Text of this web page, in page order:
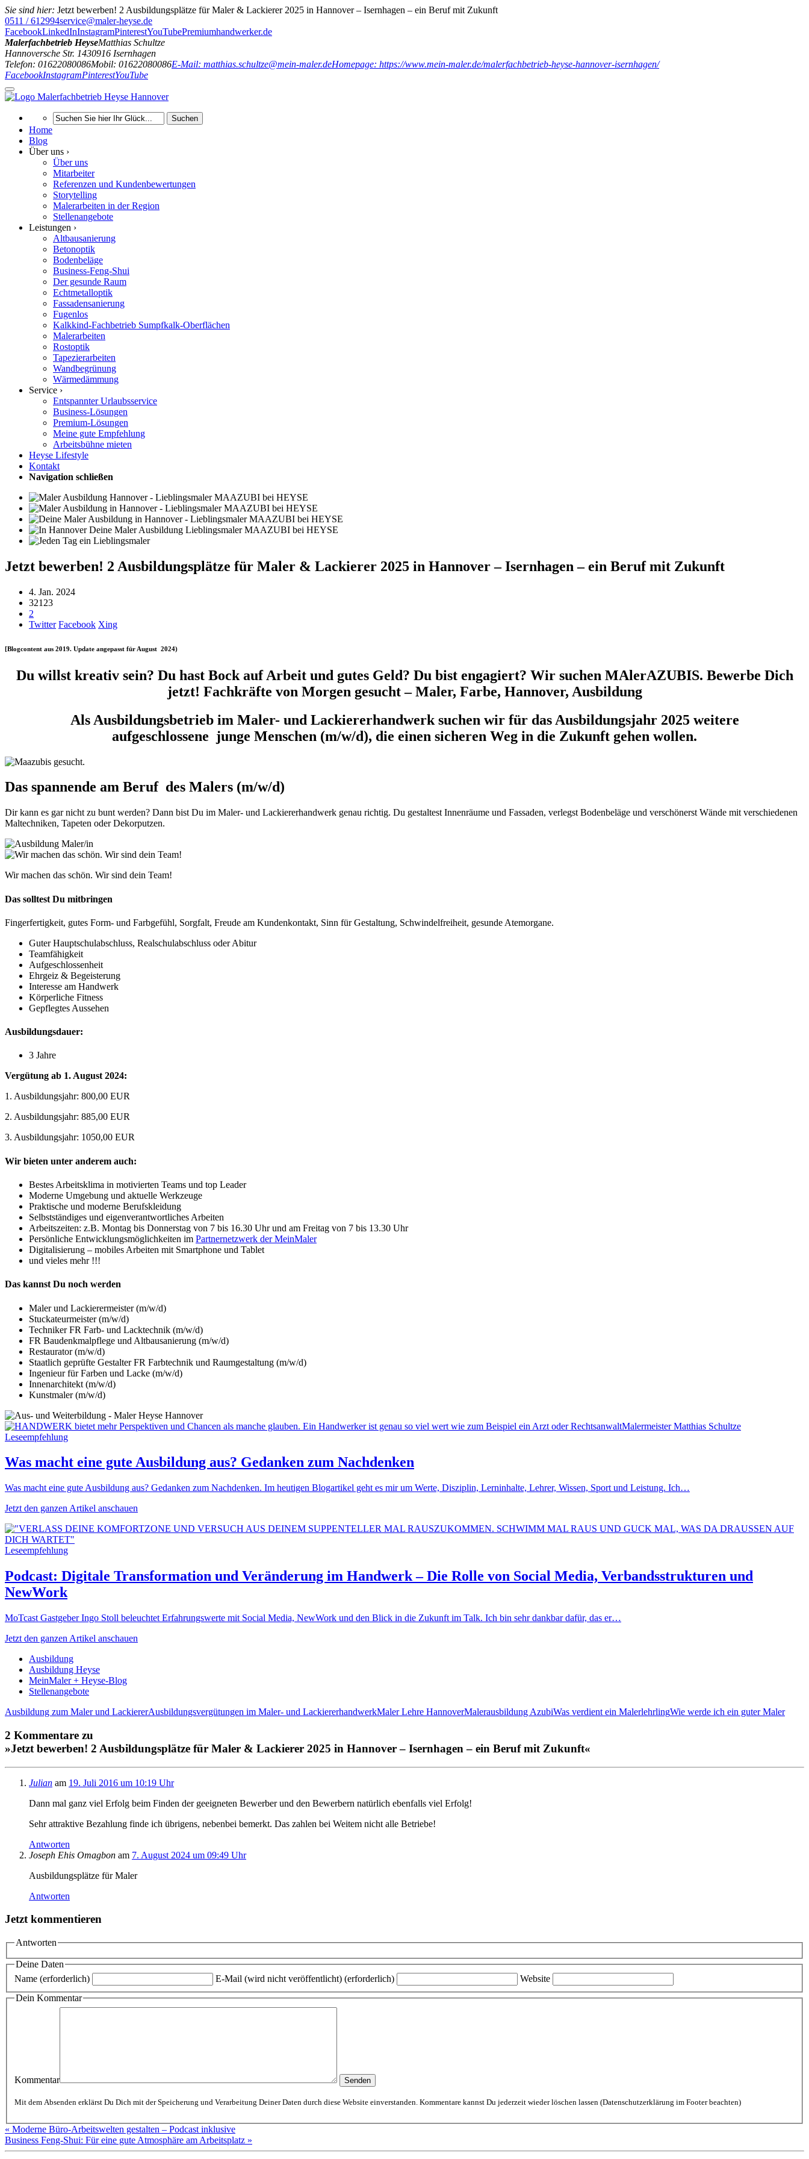
Sie sind hier: Jetzt bewerben! 2 Ausbildungsplätze für Maler & Lackierer 2025 in Hannover – Isernhagen – ein Beruf mit Zukunft
0511 / 612994service@maler-heyse.de
FacebookLinkedInInstagramPinterestYouTubePremiumhandwerker.de
Malerfachbetrieb HeyseMatthias Schultze
Hannoversche Str. 1430916 Isernhagen
Telefon: 01622080086Mobil: 01622080086E-Mail: matthias.schultze@mein-maler.deHomepage: https://www.mein-maler.de/malerfachbetrieb-heyse-hannover-isernhagen/
FacebookInstagramPinterestYouTube
Suchen
Home
Blog
Über uns ›
Über uns
Mitarbeiter
Referenzen und Kundenbewertungen
Storytelling
Malerarbeiten in der Region
Stellenangebote
Leistungen ›
Altbausanierung
Betonoptik
Bodenbeläge
Business-Feng-Shui
Der gesunde Raum
Echtmetalloptik
Fassadensanierung
Fugenlos
Kalkkind-Fachbetrieb Sumpfkalk-Oberflächen
Malerarbeiten
Rostoptik
Tapezierarbeiten
Wandbegrünung
Wärmedämmung
Service ›
Entspannter Urlaubsservice
Business-Lösungen
Premium-Lösungen
Meine gute Empfehlung
Arbeitsbühne mieten
Heyse Lifestyle
Kontakt
Navigation schließen
Jetzt bewerben! 2 Ausbildungsplätze für Maler & Lackierer 2025 in Hannover – Isernhagen – ein Beruf mit Zukunft
4. Jan. 2024
32123
2
Twitter Facebook Xing
[Blogcontent aus 2019. Update angepasst für August 2024)
Du willst kreativ sein? Du hast Bock auf Arbeit und gutes Geld? Du bist engagiert? Wir suchen MAlerAZUBIS. Bewerbe Dich
jetzt! Fachkräfte von Morgen gesucht – Maler, Farbe, Hannover, Ausbildung
Als Ausbildungsbetrieb im Maler- und Lackiererhandwerk suchen wir für das Ausbildungsjahr 2025weitere
aufgeschlossene junge Menschen (m/w/d), die einen sicheren Weg in die Zukunft gehen wollen.
Das spannende am Beruf des Malers (m/w/d)
Dir kann es gar nicht zu bunt werden? Dann bist Du im Maler- und Lackiererhandwerk genau richtig. Du gestaltest Innenräume und Fassaden, verlegst Bodenbeläge und verschönerst Wände mit verschiedenen
Maltechniken, Tapeten oder Dekorputzen.
Wir machen das schön. Wir sind dein Team!
Das solltest Du mitbringen
Fingerfertigkeit, gutes Form- und Farbgefühl, Sorgfalt, Freude am Kundenkontakt, Sinn für Gestaltung, Schwindelfreiheit, gesunde Atemorgane.
Guter Hauptschulabschluss, Realschulabschluss oder Abitur
Teamfähigkeit
Aufgeschlossenheit
Ehrgeiz & Begeisterung
Interesse am Handwerk
Körperliche Fitness
Gepflegtes Aussehen
Ausbildungsdauer:
3 Jahre
Vergütung ab 1. August 2024:
1. Ausbildungsjahr: 800,00 EUR
2. Ausbildungsjahr: 885,00 EUR
3. Ausbildungsjahr: 1050,00 EUR
Wir bieten unter anderem auch:
Bestes Arbeitsklima in motivierten Teams und top Leader
Moderne Umgebung und aktuelle Werkzeuge
Praktische und moderne Berufskleidung
Selbstständiges und eigenverantwortliches Arbeiten
Arbeitszeiten: z.B. Montag bis Donnerstag von 7 bis 16.30 Uhr und am Freitag von 7 bis 13.30 Uhr
Persönliche Entwicklungsmöglichkeiten im Partnernetzwerk der MeinMaler
Digitalisierung – mobiles Arbeiten mit Smartphone und Tablet
und vieles mehr !!!
Das kannst Du noch werden
Maler und Lackierermeister (m/w/d)
Stuckateurmeister (m/w/d)
Techniker FR Farb- und Lacktechnik (m/w/d)
FR Baudenkmalpflege und Altbausanierung (m/w/d)
Restaurator (m/w/d)
Staatlich geprüfte Gestalter FR Farbtechnik und Raumgestaltung (m/w/d)
Ingenieur für Farben und Lacke (m/w/d)
Innenarchitekt (m/w/d)
Kunstmaler (m/w/d)
Leseempfehlung
Was macht eine gute Ausbildung aus? Gedanken zum Nachdenken
Was macht eine gute Ausbildung aus? Gedanken zum Nachdenken. Im heutigen Blogartikel geht es mir um Werte, Disziplin, Lerninhalte, Lehrer, Wissen, Sport und Leistung. Ich…
Jetzt den ganzen Artikel anschauen
Leseempfehlung
Podcast: Digitale Transformation und Veränderung im Handwerk – Die Rolle von Social Media, Verbandsstrukturen und
NewWork
MoTcast Gastgeber Ingo Stoll beleuchtet Erfahrungswerte mit Social Media, NewWork und den Blick in die Zukunft im Talk. Ich bin sehr dankbar dafür, das er…
Jetzt den ganzen Artikel anschauen
Ausbildung
Ausbildung Heyse
MeinMaler + Heyse-Blog
Stellenangebote
Ausbildung zum Maler und LackiererAusbildungsvergütungen im Maler- und LackiererhandwerkMaler Lehre HannoverMalerausbildung AzubiWas verdient ein MalerlehrlingWie werde ich ein guter Maler
2 Kommentare zu
»Jetzt bewerben! 2 Ausbildungsplätze für Maler & Lackierer 2025 in Hannover – Isernhagen – ein Beruf mit Zukunft«
Julian am 19. Juli 2016 um 10:19 Uhr
Dann mal ganz viel Erfolg beim Finden der geeigneten Bewerber und den Bewerbern natürlich ebenfalls viel Erfolg!
Sehr attraktive Bezahlung finde ich übrigens, nebenbei bemerkt. Das zahlen bei Weitem nicht alle Betriebe!
Antworten
Joseph Ehis Omagbon am 7. August 2024 um 09:49 Uhr
Ausbildungsplätze für Maler
Antworten
Jetzt kommentieren
Antworten
Deine Daten
Name (erforderlich)
E-Mail (wird nicht veröffentlicht) (erforderlich)
Website
Dein Kommentar
Kommentar
Mit dem Absenden erklärst Du Dich mit der Speicherung und Verarbeitung Deiner Daten durch diese Website einverstanden. Kommentare kannst Du jederzeit wieder löschen lassen (Datenschutzerklärung im Footer beachten)
« Moderne Büro-Arbeitswelten gestalten – Podcast inklusive
Business Feng-Shui: Für eine gute Atmosphäre am Arbeitsplatz »